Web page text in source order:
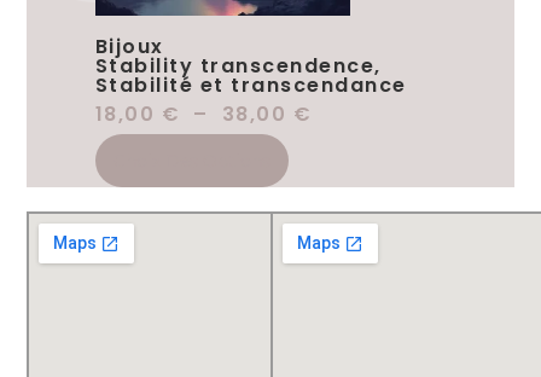
Bijoux
Stability transcendence,
Stabilité et transcendance
18,00 € – 38,00 €